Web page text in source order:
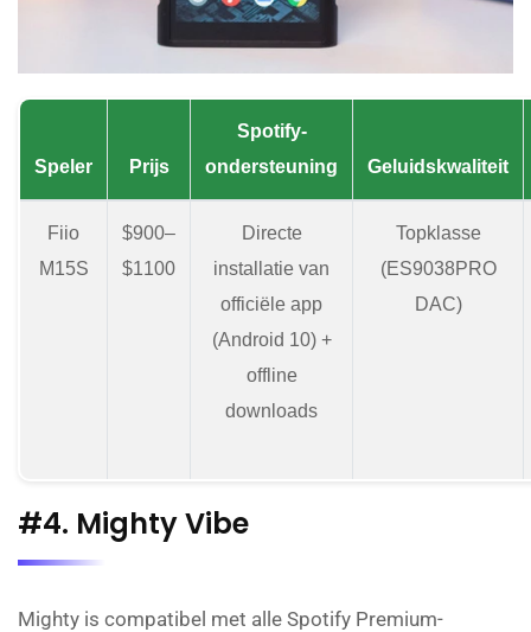
Speler Prijs
Spotify-
ondersteuning
Geluidskwaliteit
Fiio
M15S
$900–
$1100
Directe
installatie van
officiële app
(Android 10) +
offline
downloads
Topklasse
(ES9038PRO
DAC)
#4. Mighty Vibe
Mighty is compatibel met alle Spotify Premium-